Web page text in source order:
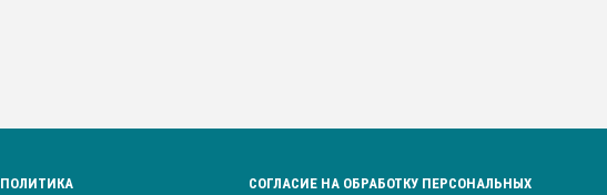
ПОЛИТИКА
СОГЛАСИЕ НА ОБРАБОТКУ ПЕРСОНАЛЬНЫХ